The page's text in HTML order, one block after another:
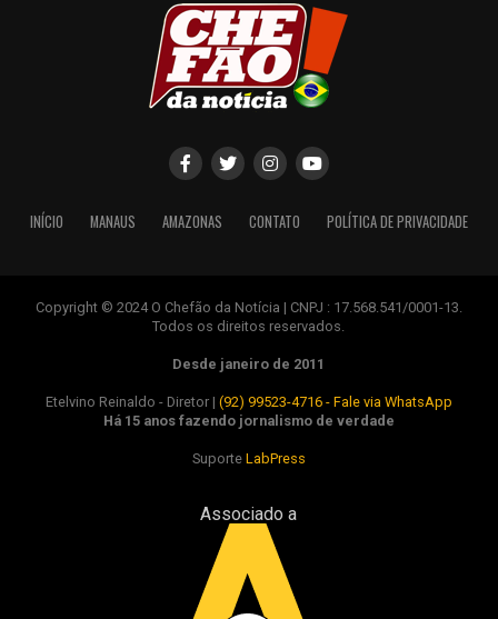
INÍCIO MANAUS AMAZONAS CONTATO POLÍTICA DE PRIVACIDADE
Copyright © 2024 O Chefão da Notícia | CNPJ : 17.568.541/0001-13.
Todos os direitos reservados.
Desde janeiro de 2011
Etelvino Reinaldo - Diretor | (92) 99523-4716 - Fale via WhatsApp
Há 15 anos fazendo jornalismo de verdade
Suporte LabPress
Associado a